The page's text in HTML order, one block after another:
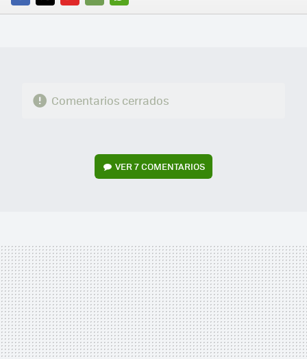
FACEBOOK
TWITTERFLIPBOARD
E-
WHATSAPP
Comentarios cerrados
VER7 COMENTARIOS